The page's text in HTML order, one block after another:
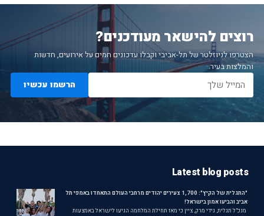
רוצים להישאר מעודכנים?
הצטרפו לניוזלטר של תל-אביבי וקבלו עדכונים חמים על אירועים, חדשות
והמלצות בעיר.
הרשמו עכשיו
Latest blog posts
"התגלית של הקיץ": 1,700 צעירים יהודים מרחבי העולם התאחדו באמפי תל
אביב והביעו אמון בישראל!
מנכ"ל תגלית, גידי מרק, ציין כי מאז תחילת המלחמה הגיעו לישראל באמצעות